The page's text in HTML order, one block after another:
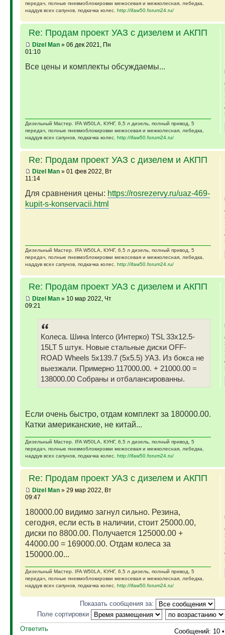
передач, полные пневмоблокировки межосевая и межколесная, лебедка,
наддув всех сапунов, подкачка колес. http://ifaw50.forum24.ru/
Re: Продам проект УАЗ с дизелем и АКПП
Dizel Man» 06 дек 2021, Пн
01:10
Все цены и комплекты обсуждаемы...
Дизельный Мастер. IFA W50LA, КУНГ, 6,5 л дизель, полный привод, 5
передач, полные пневмоблокировки межосевая и межколесная, лебедка,
наддув всех сапунов, подкачка колес. http://ifaw50.forum24.ru/
Re: Продам проект УАЗ с дизелем и АКПП
Dizel Man» 01 фев 2022, Вт
11:14
Для сравнения цены: https://rosrezervy.ru/uaz-469-
kupit-s-konservacii.html
Дизельный Мастер. IFA W50LA, КУНГ, 6,5 л дизель, полный привод, 5
передач, полные пневмоблокировки межосевая и межколесная, лебедка,
наддув всех сапунов, подкачка колес. http://ifaw50.forum24.ru/
Re: Продам проект УАЗ с дизелем и АКПП
Dizel Man» 10 мар 2022, Чт
09:21
Колеса. Шина Interco (Интерко) TSL 33x12.5-
15LT 5 штук. Новые стальные диски OFF-
ROAD Wheels 5x139.7 (5x5.5) УАЗ. Из бокса не
выезжали. Примерно 117000.00. + 21000.00 =
138000.00 Собраны и отбалансированны.
Если очень быстро, отдам комплект за 180000.00.
Катки американские, не китай...
Дизельный Мастер. IFA W50LA, КУНГ, 6,5 л дизель, полный привод, 5
передач, полные пневмоблокировки межосевая и межколесная, лебедка,
наддув всех сапунов, подкачка колес. http://ifaw50.forum24.ru/
Re: Продам проект УАЗ с дизелем и АКПП
Dizel Man» 29 мар 2022, Вт
09:47
180000.00 видимо загнул сильно. Резина,
сегодня, если есть в наличии, стоит 25000.00,
диски по 8800.00. Получается 125000.00 +
44000.00 = 169000.00. Отдам колеса за
150000.00...
Дизельный Мастер. IFA W50LA, КУНГ, 6,5 л дизель, полный привод, 5
передач, полные пневмоблокировки межосевая и межколесная, лебедка,
наддув всех сапунов, подкачка колес. http://ifaw50.forum24.ru/
Показать сообщения за:
Поле сортировки
Ответить
Сообщений: 10